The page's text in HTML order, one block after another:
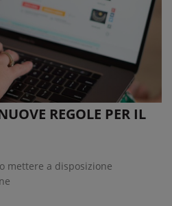
REGOLE PER IL
mettere a disposizione